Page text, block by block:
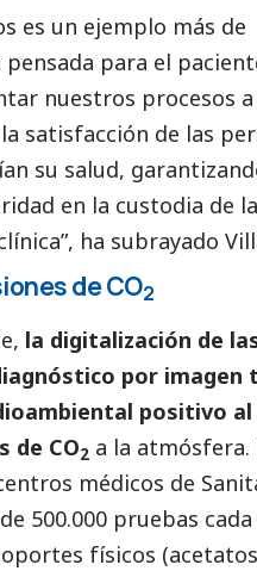
es un ejemplo más de
para el
nuestros procesos a
satisfacción de las
su salud,
en la custodia de la
ha subrayado
de CO2
la digitalización de
por imagen
positivo
de CO2 a la atmósfera.
médicos de
500.000 pruebas cada
físicos